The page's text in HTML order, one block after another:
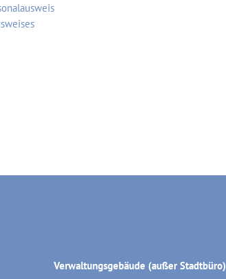
Verwaltungsgebäude (außer Stadtbüro)